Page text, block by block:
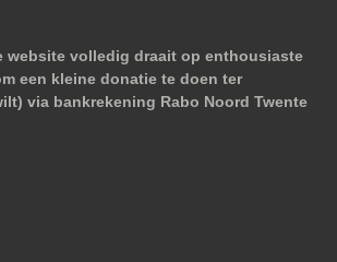
website volledig draait op enthousiaste
een kleine donatie te doen ter
via bankrekening Rabo Noord Twente